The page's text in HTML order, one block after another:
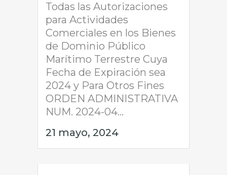
Todas las Autorizaciones
para Actividades
Comerciales en los Bienes
de Dominio Público
Marítimo Terrestre Cuya
Fecha de Expiración sea
2024 y Para Otros Fines
ORDEN ADMINISTRATIVA
NUM. 2024-04...
21 mayo, 2024